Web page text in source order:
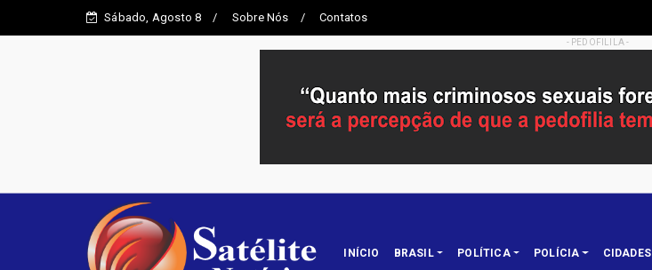
Sábado, Agosto 8 Sobre Nós Contatos
- PEDOFILILA -
INÍCIO BRASIL POLÍTICA POLÍCIA CIDADES